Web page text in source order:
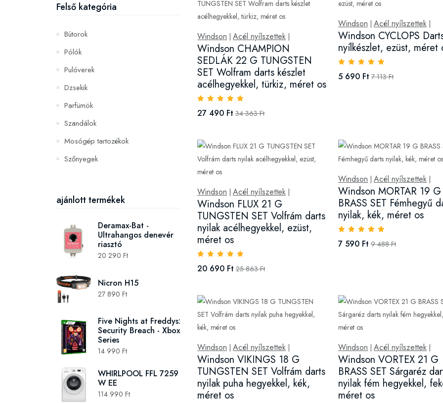
Felső kategória
Bútorok
Pólók
Pulóverek
Dzsekik
Parfümök
Szandálok
Mosógép tartozékok
Szőnyegek
Szerszámok és gépek
ajánlott termékek
Deramax-Bat -
Ultrahangos denevér
riasztó
20 290 Ft
Nicron H15
27 890 Ft
Five Nights at Freddys:
Security Breach - Xbox
Series
14 990 Ft
WHIRLPOOL FFL 7259
W EE
114 990 Ft
Windson Acél nyílszettek
Windson CHAMPION
SEDLÁK 22 G TUNGSTEN
SET Wolfram darts készlet
acélhegyekkel, türkiz, méret os
27 490 Ft 34 363 Ft
Windson Acél nyílszettek|
Windson CYCLOPS
nyílkészlet, ezüst, méret
5 690 Ft 7 113 Ft
Windson Acél nyílszettek
Windson FLUX 21 G
TUNGSTEN SET Volfrám darts
nyilak acélhegyekkel, ezüst,
méret os
20 690 Ft 25 863 Ft
Windson Acél nyílszettek|
Windson MORTAR 19 G
BRASS SET Fémhegyű
nyilak, kék, méret os
7 590 Ft 9 488 Ft
Windson Acél nyílszettek
Windson VIKINGS 18 G
TUNGSTEN SET Volfrám darts
nyilak puha hegyekkel, kék,
méret os
Windson Acél nyílszettek|
Windson VORTEX 21 G
BRASS SET Sárgaréz
nyilak fém hegyekkel,
méret os